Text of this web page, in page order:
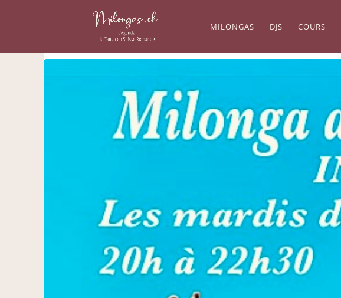
MILONGAS DJS COURS